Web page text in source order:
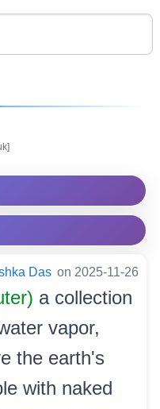
Das on 2025-11-26
a collection
vapor,
the earth's
with naked